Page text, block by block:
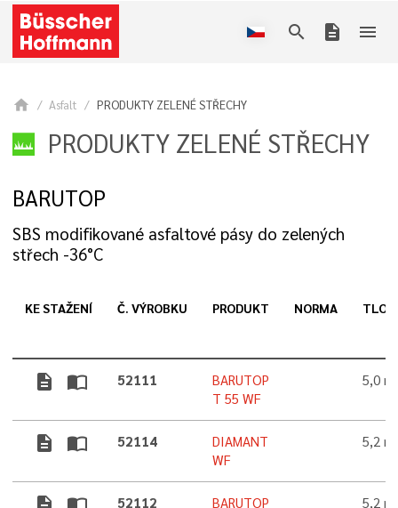
search description menu
home Asfalt PRODUKTY ZELENÉ STŘECHY
PRODUKTY ZELENÉ STŘECHY
BARUTOP
SBS modifikované asfaltové pásy do zelených
střech -36°C
KE STAŽENÍ Č. VÝROBKU PRODUKT NORMA
description import_contacts 52111
BARUTOP
T 55 WF
5,0
description import_contacts 52114
DIAMANT
WF
5,2
52112
BARUTOP
5,2